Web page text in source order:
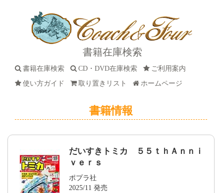
書籍在庫検索
書籍在庫検索 CD・DVD在庫検索
ご利用案内
使い方ガイド
取り置きリスト ホームページ
書籍情報
だいすきトミカ ５５ｔｈＡｎｎｉ
ｖｅｒｓ
ポプラ社
2025/11 発売